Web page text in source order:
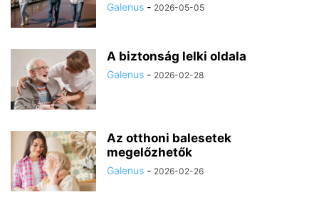
Galenus - 2026-05-05
A biztonság lelki oldala
Galenus - 2026-02-28
Az otthoni balesetek
megelőzhetők
Galenus - 2026-02-26